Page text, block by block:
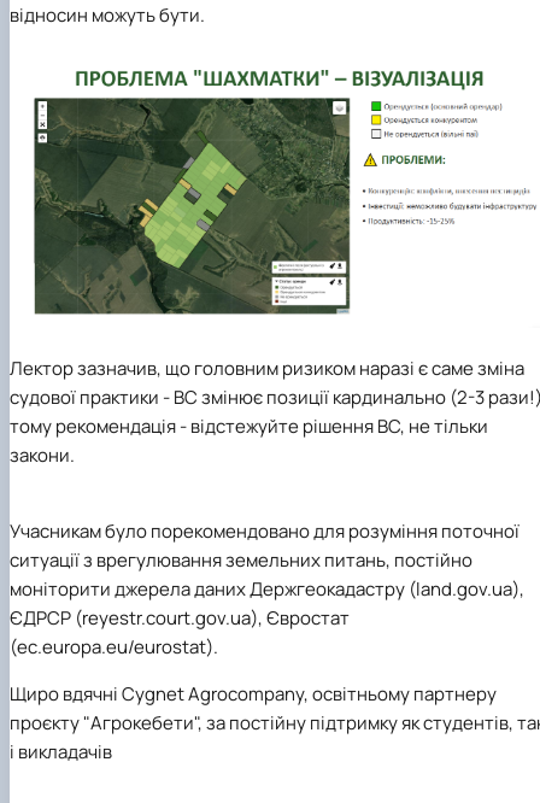
відносин можуть бути.
Лектор зазначив, що головним ризиком наразі є саме зміна
судової практики - ВСзмінює позиції кардинально (2-3
тому рекомендація - відстежуйте рішення ВС, не тільки
закони.
Учасникам було порекомендовано для розуміння поточної
ситуації з врегулювання земельних питань, постійно
моніторити джерела даних Держгеокадастру (land.gov.ua),
ЄДРСР (reyestr.court.gov.ua), Євростат
(ec.europa.eu/eurostat).
Щиро вдячні Cygnet Agrocompany, освітньому партнеру
проєкту "Агрокебети", за постійну підтримку як студентів,
і викладачів